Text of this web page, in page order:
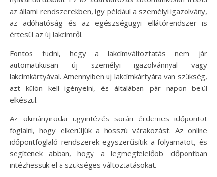
az állami rendszerekben, így például a személyi igazolvány,
az adóhatóság és az egészségügyi ellátórendszer is
értesül az új lakcímről.
Fontos tudni, hogy a lakcímváltoztatás nem jár
automatikusan új személyi igazolvánnyal vagy
lakcímkártyával. Amennyiben új lakcímkártyára van szükség,
azt külön kell igényelni, és általában pár napon belül
elkészül.
Az okmányirodai ügyintézés során érdemes időpontot
foglalni, hogy elkerüljük a hosszú várakozást. Az online
időpontfoglaló rendszerek egyszerűsítik a folyamatot, és
segítenek abban, hogy a legmegfelelőbb időpontban
intézhessük el a szükséges változtatásokat.